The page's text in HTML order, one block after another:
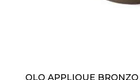
OLO APPLIQUE BRONZO